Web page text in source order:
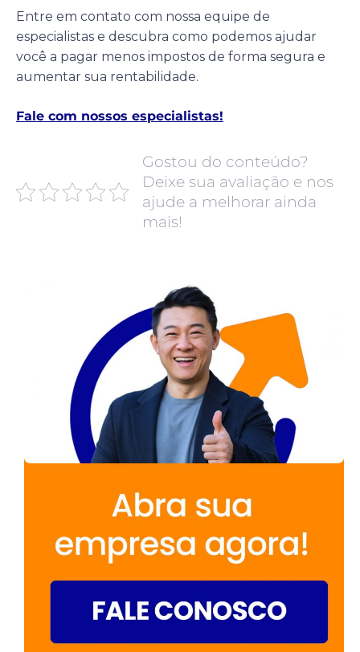
Entre em contato com nossa equipe de
especialistas e descubra como podemos ajudar
você a pagar menos impostos de forma segura e
aumentar sua rentabilidade.
Fale com nossos especialistas!
Gostou do conteúdo?
Deixe sua avaliação e nos
ajude a melhorar ainda
mais!